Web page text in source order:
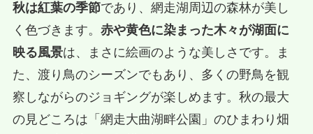
秋は紅葉の季節であり、網走湖周辺の森林が美し
く色づきます。 赤や黄色に染まった木々が湖面に
映る風景は、まさに絵画のような美しさです。ま
た、渡り鳥のシーズンでもあり、多くの野鳥を観
察しながらのジョギングが楽しめます。秋の最大
の見どころは「網走大曲湖畔公園」のひまわり畑